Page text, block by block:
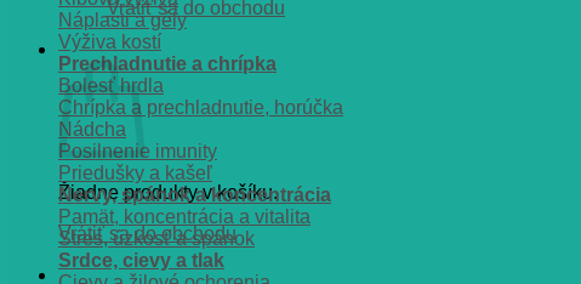
Vrátiť sa do obchodu
Košík
Žiadne produkty v košíku.
Vrátiť sa do obchodu
Náplasti a gély
Výživa kostí
Prechladnutie a chrípka
Bolesť hrdla
Chrípka a prechladnutie, horúčka
Nádcha
Posilnenie imunity
Priedušky a kašeľ
Nervy, spánok a koncentrácia
Pamät, koncentrácia a vitalita
Stres, úzkosť a spánok
Srdce, cievy a tlak